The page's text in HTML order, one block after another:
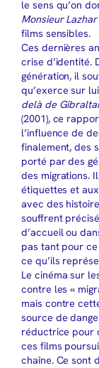
le sens qu’on
Monsieur Lazhar
films sensibles.
Ces dernières
crise d’identité.
génération, il
qu’exerce sur
delà de
(2001), ce
l’influence de
finalement, des
porté par des
des migrations.
étiquettes et
avec des
souffrent
d’accueil ou
pas tant pour ce
ce qu’ils
Le cinéma sur
contre les «
mais contre
source de
réductrice pour
ces films
chaîne. Ce sont